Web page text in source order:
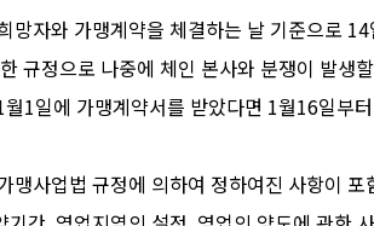
자와 가맹계약을 체결하는 날 기준으로
규정으로 나중에 체인 본사와 분쟁이 발생
1일에 가맹계약서를 받았다면 1월16일부
사업법 규정에 의하여 정하여진 사항이 포